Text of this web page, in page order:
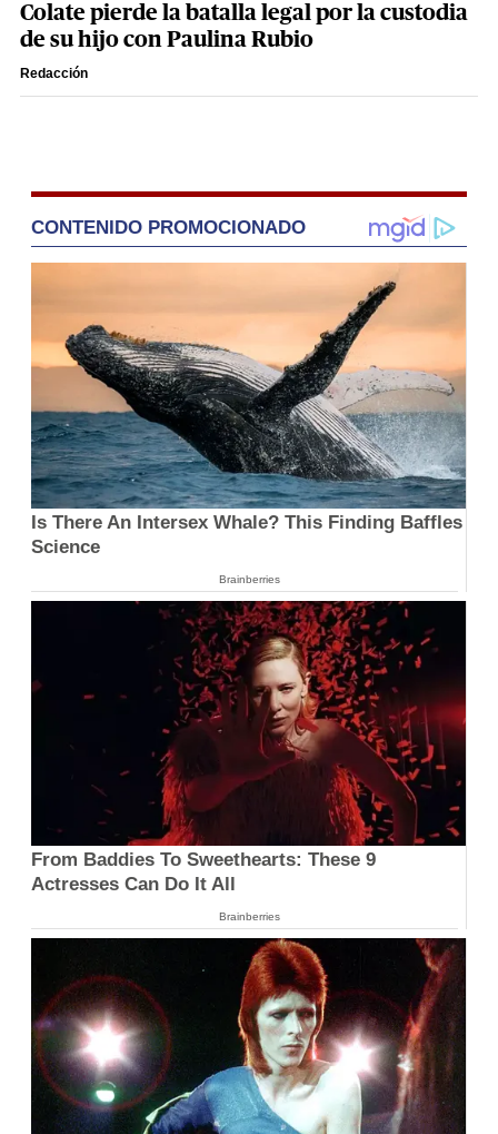
Colate pierde la batalla legal por la custodia
de su hijo con Paulina Rubio
Redacción
CONTENIDO PROMOCIONADO
Is There An Intersex Whale? This Finding Baffles
Science
Brainberries
From Baddies To Sweethearts: These 9
Actresses Can Do It All
Brainberries